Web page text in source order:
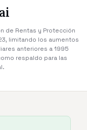
de Rentas y Protección
limitando los aumentos
anteriores a 1995
respaldo para las